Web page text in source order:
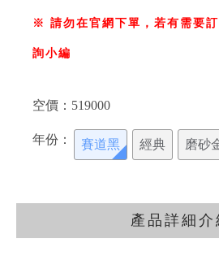
※ 請勿在官網下單，若有需要
詢小編
空價： 519000
年份： 賽道黑 經典 磨砂
產品詳細介